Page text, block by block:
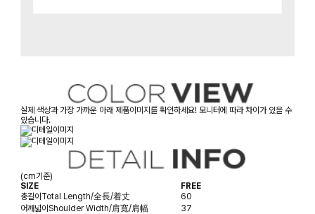
실제 색상과 가장 가까운 아래 제품이미지를 확인하세요! 모니터에 따라 차이가 있을 수
있습니다.
(cm기준)
SIZE
FREE
총길이 Total Length/全長/着丈
60
어깨넓이 Shoulder Width/肩寬/肩幅
37